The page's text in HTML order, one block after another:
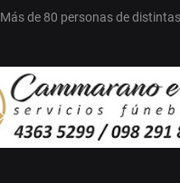
Más de 80 personas de